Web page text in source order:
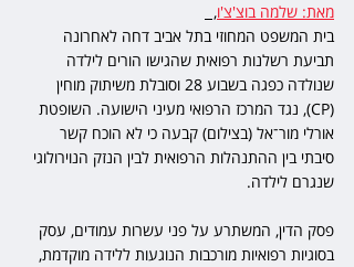
מאת: שלמה בוצ'צ'ו,
בית המשפט המחוזי בתל אביב דחה לאחרונה
תביעת רשלנות רפואית שהגישו הורים לילדה
שנולדה כפגה בשבוע 28 וסובלת משיתוק מוחין
(CP), נגד המרכז הרפואי מעיני הישועה. השופטת
אורלי מור־אל (בצילום) קבעה כי לא הוכח קשר
סיבתי בין ההתנהלות הרפואית לבין הנזק הנוירולוגי
שנגרם לילדה.
פסק הדין, המשתרע על פני עשרות עמודים, עסק
בסוגיות רפואיות מורכבות הנוגעות ללידה מוקדמת,